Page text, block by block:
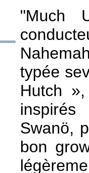
"Much
typée
Hutch
Swanö,
bon